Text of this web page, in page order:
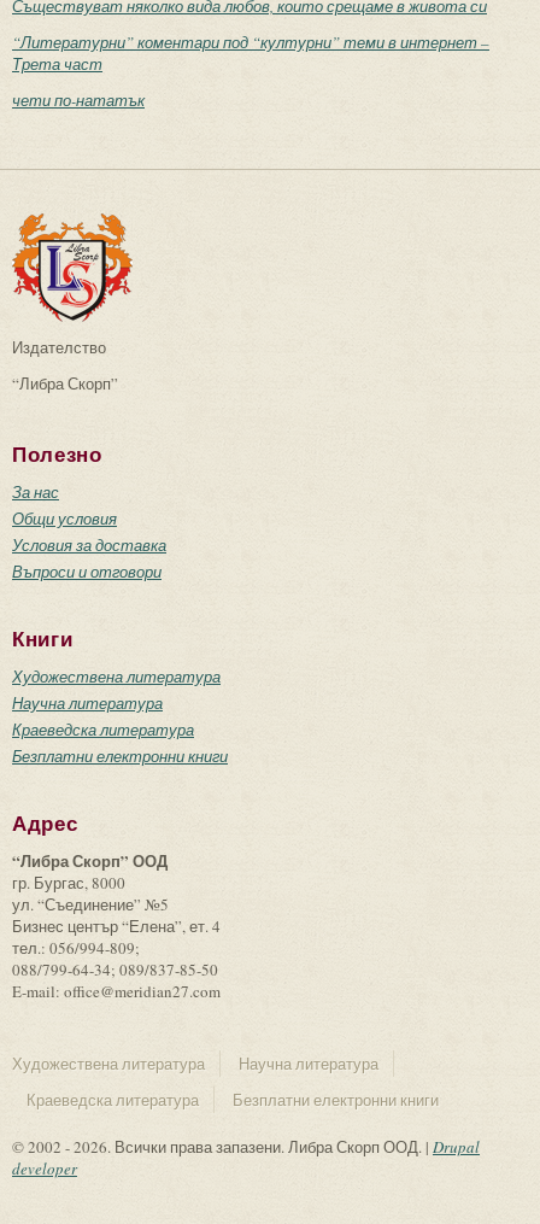
Съществуват няколко вида любов, които срещаме в живота си
“Литературни” коментари под “културни” теми в интернет –
Трета част
чети по-нататък
Издателство
“Либра Скорп”
Полезно
За нас
Общи условия
Условия за доставка
Въпроси и отговори
Книги
Художествена литература
Научна литература
Краеведска литература
Безплатни електронни книги
Адрес
“Либра Скорп” ООД
гр. Бургас, 8000
ул. “Съединение” №5
Бизнес център “Елена”, ет. 4
тел.: 056/994-809;
088/799-64-34; 089/837-85-50
E-mail: office@meridian27.com
Художествена литература
Научна литература
Краеведска литература
Безплатни електронни книги
© 2002 - 2026. Всички права запазени. Либра Скорп ООД. | Drupal
developer